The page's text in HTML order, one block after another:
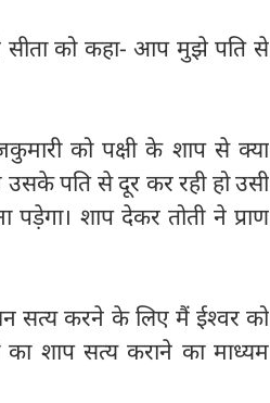
सीता को कहा- आप मुझे पति से
को पक्षी के शाप से क्या
उसके पति से दूर कर रही हो उसी
पड़ेगा। शाप देकर तोती ने प्राण
सत्य करने के लिए मैं ईश्वर को
शाप सत्य कराने का माध्यम